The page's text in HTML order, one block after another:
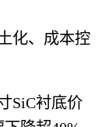
化、成本控
SiC衬底价